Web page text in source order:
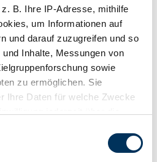
B. Ihre IP-Adresse, mithilfe
um Informationen auf
und darauf zuzugreifen und so
Inhalte, Messungen von
sowie
zu ermöglichen. Sie
Ihre Daten für welche Zwecke
widerrufen